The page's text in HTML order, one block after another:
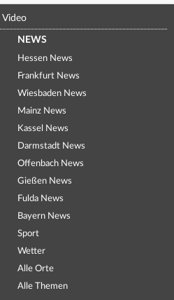
Video
NEWS
Hessen News
Frankfurt News
Wiesbaden News
Mainz News
Kassel News
Darmstadt News
Offenbach News
Gießen News
Fulda News
Bayern News
Sport
Wetter
Alle Orte
Alle Themen